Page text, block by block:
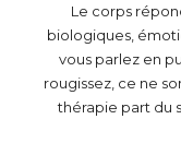
Le corps
biologiques,
vous parlez en
rougissez, ce ne
thérapie part du